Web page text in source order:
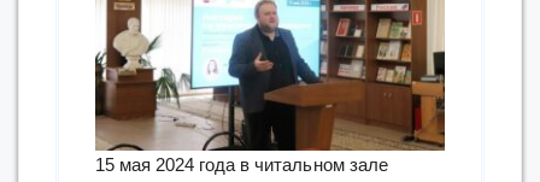
15 мая 2024 года в читальном зале